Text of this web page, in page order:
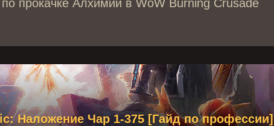
прокачке Алхимии в WoW Burning Crusade
Наложение Чар 1-375 [Гайд по профессии]